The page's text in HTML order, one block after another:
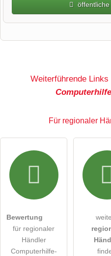
Hiermit akzeptiere ich
Die Datenschutzerklärunghabe
Hinweis: Bitte beachten
alle Besucher sichtbar
Weiterführende
Für regionaler
Bewertung
für regionaler
Händler
Computerhilfe-